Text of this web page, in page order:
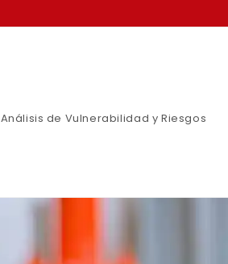
Análisis de Vulnerabilidad y Riesgos